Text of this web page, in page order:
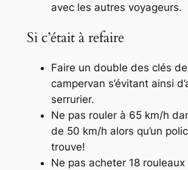
avec les autres voyageurs.
Si c’était à refaire
Faire un double des clés
campervan s’évitant ainsi
serrurier.
Ne pas rouler à 65 km/h
de 50 km/h alors qu’un
trouve!
Ne pas acheter 18